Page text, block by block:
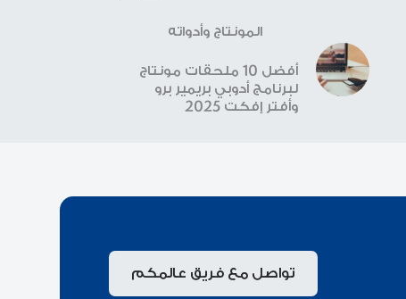
المونتاج وأدواته
أفضل 10 ملحقات مونتاج
لبرنامج أدوبي بريمير برو
وأفتر إفكت 2025
تواصل مع فريق عالمكم